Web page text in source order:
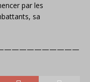
par les
sa